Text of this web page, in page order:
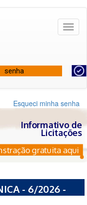
Esqueci minha senha
Informativo de
Licitações
gratuita aqui
- 6/2026 -